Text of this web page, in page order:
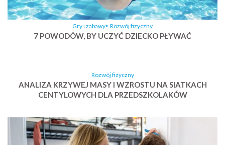
Gry i zabawy Rozwój fizyczny
7 POWODÓW, BY UCZYĆ DZIECKO PŁYWAĆ
Rozwój fizyczny
ANALIZA KRZYWEJ MASY I WZROSTU NA SIATKACH
CENTYLOWYCH DLA PRZEDSZKOLAKÓW